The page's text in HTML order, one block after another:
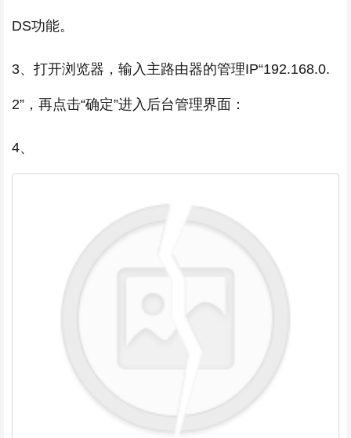
DS功能。
3、打开浏览器，输入主路由器的管理IP“192.168.0.
2”，再点击“确定”进入后台管理界面：
4、